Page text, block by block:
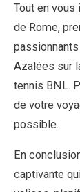
Tout en vous
de Rome,
Azalées sur
tennis BNL.
de votre
possible.
En
captivante